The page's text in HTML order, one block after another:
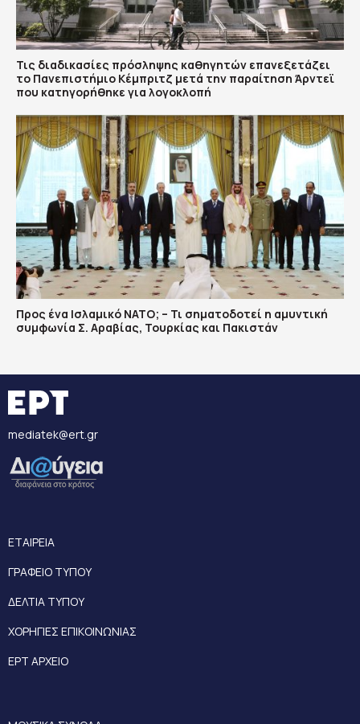
Τις διαδικασίες πρόσληψης καθηγητών επανεξετάζει
το Πανεπιστήμιο Κέμπριτζ μετά την παραίτηση Άρντεϊ
που κατηγορήθηκε για λογοκλοπή
Προς ένα Ισλαμικό ΝΑΤΟ; – Τι σηματοδοτεί η αμυντική
συμφωνία Σ. Αραβίας, Τουρκίας και Πακιστάν
mediatek@ert.gr
ΕΤΑΙΡΕΙΑ
ΓΡΑΦΕΙΟ ΤΥΠΟΥ
ΔΕΛΤΙΑ ΤΥΠΟΥ
ΧΟΡΗΓΙΕΣ ΕΠΙΚΟΙΝΩΝΙΑΣ
ΕΡΤ ΑΡΧΕΙΟ